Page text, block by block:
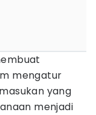
mengatur
yang
menjadi